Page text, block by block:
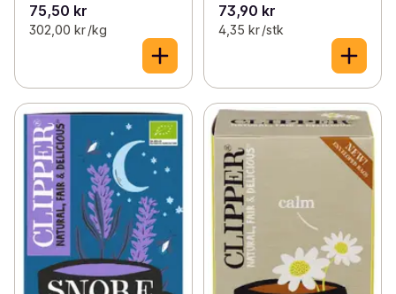
75,50 kr
302,00 kr /kg
73,90 kr
4,35 kr /stk